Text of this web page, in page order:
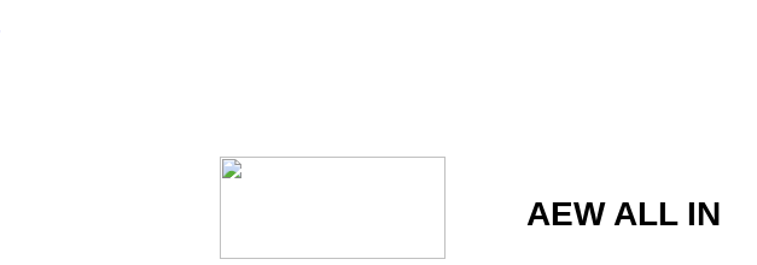
AEW ALL IN